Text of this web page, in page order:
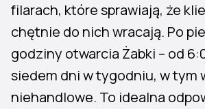
filarach, które sprawiają, że
chętnie do nich wracają. Po
godziny otwarcia Żabki – od
siedem dni w tygodniu, w tym
niehandlowe. To idealna